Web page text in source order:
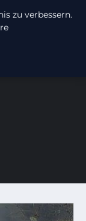
zu verbessern.